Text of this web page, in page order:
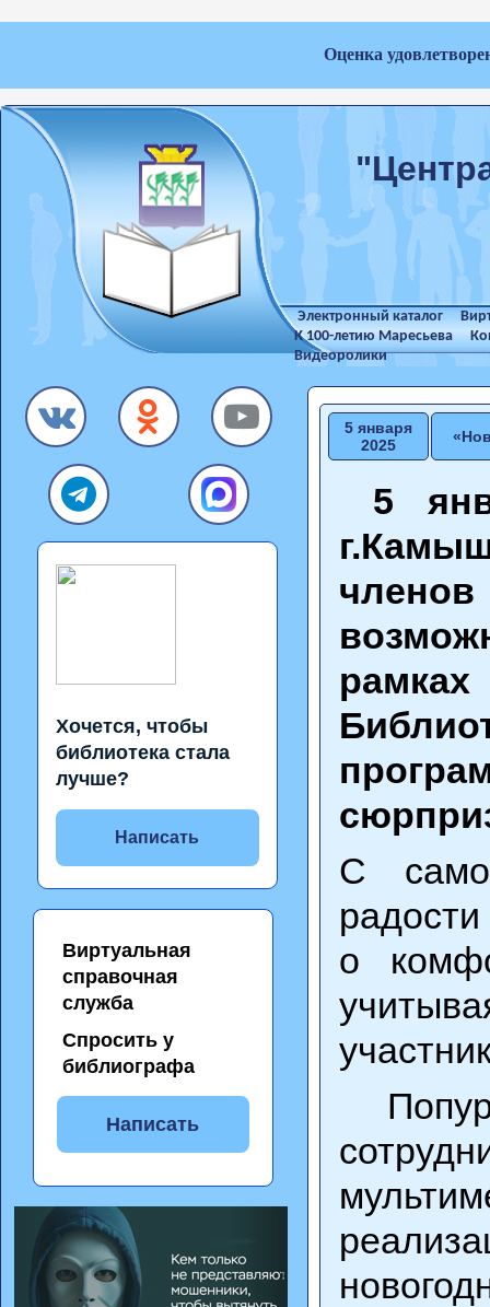
Оценка
Электронный каталог
К 100-летию Маресьева
Видеоролики
Хочется, чтобы
библиотека стала
лучше?
Написать
Виртуальная
справочная
служба
Спросить у
библиографа
Написать
5 января
2025
5
С
о